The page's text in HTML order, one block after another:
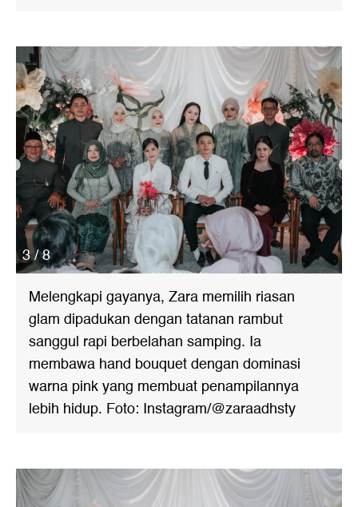
3 / 8
Melengkapi gayanya, Zara memilih riasan
glam dipadukan dengan tatanan rambut
sanggul rapi berbelahan samping. Ia
membawa hand bouquet dengan dominasi
warna pink yang membuat penampilannya
lebih hidup. Foto: Instagram/@zaraadhsty